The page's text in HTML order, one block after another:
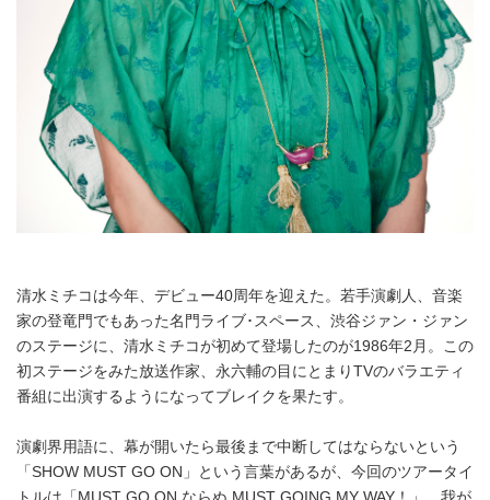
清水ミチコは今年、デビュー40周年を迎えた。若手演劇人、音楽
家の登竜門でもあった名門ライブ･スペース、渋谷ジァン・ジァン
のステージに、清水ミチコが初めて登場したのが1986年2月。この
初ステージをみた放送作家、永六輔の目にとまりTVのバラエティ
番組に出演するようになってブレイクを果たす。
演劇界用語に、幕が開いたら最後まで中断してはならないという
「SHOW MUST GO ON」という言葉があるが、今回のツアータイ